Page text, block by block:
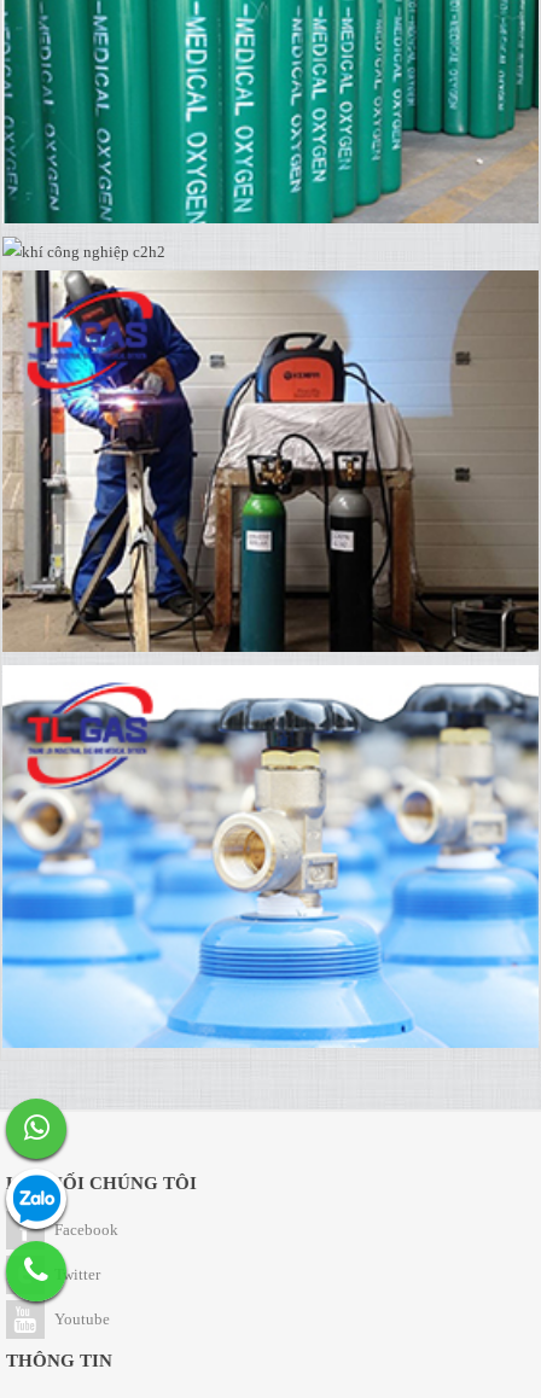
KẾT NỐI CHÚNG TÔI
Facebook
Twitter
Youtube
THÔNG TIN